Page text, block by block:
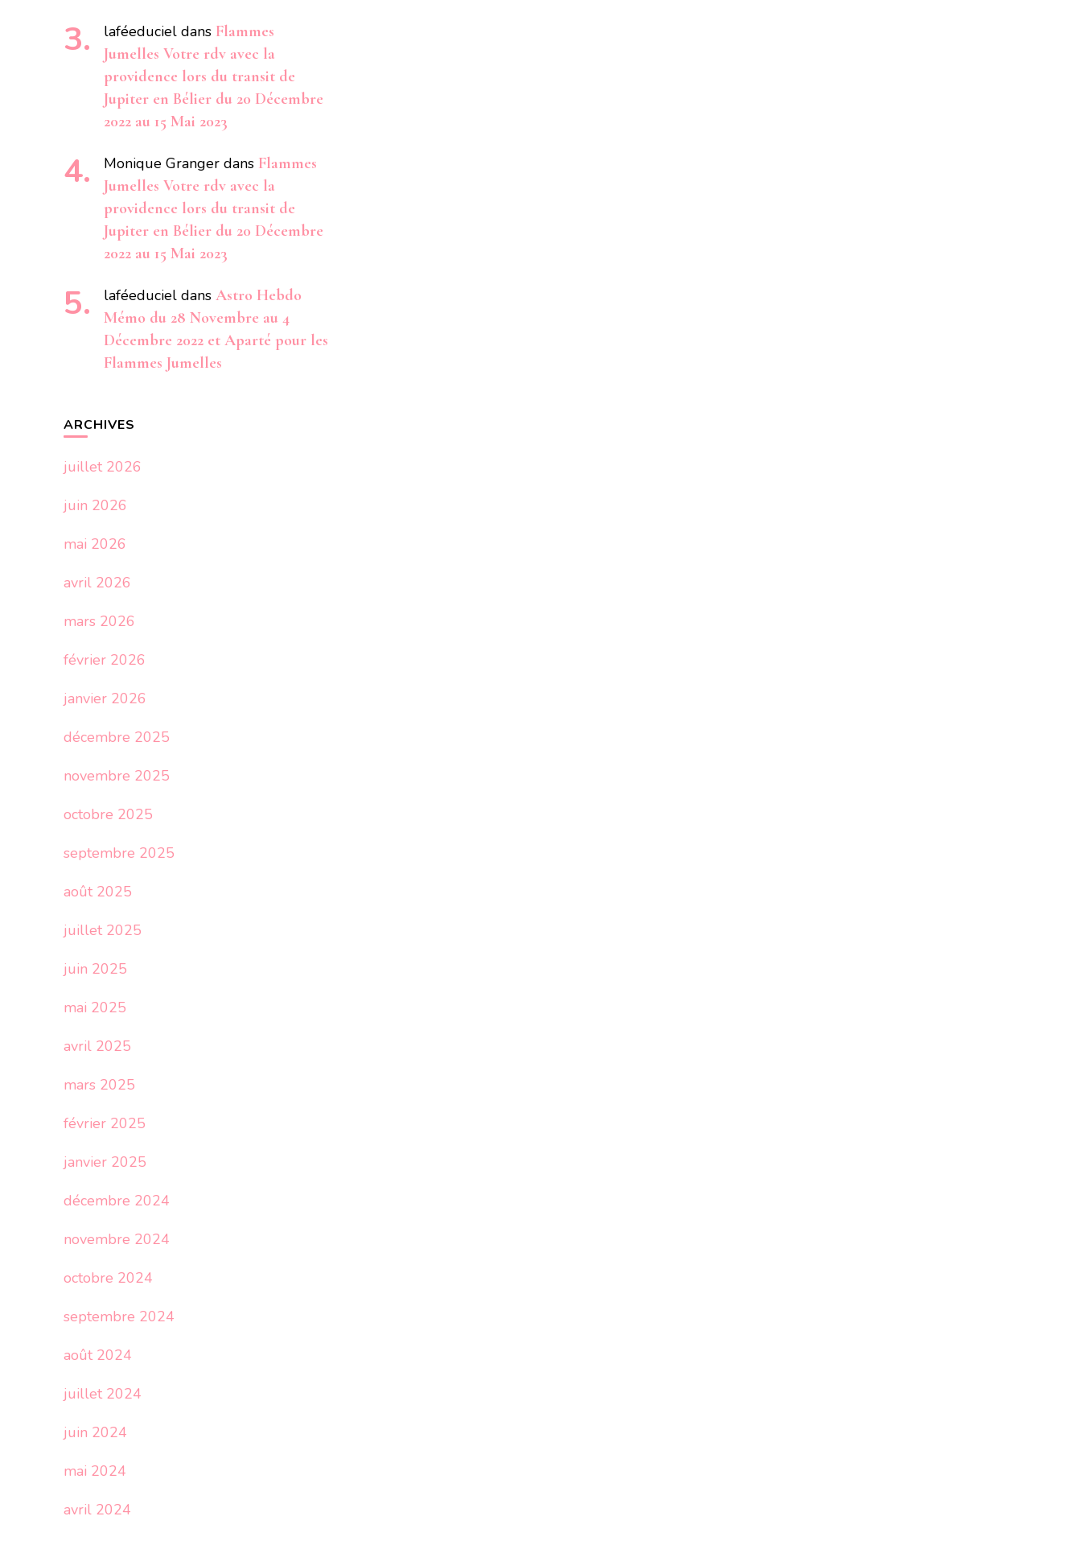
laféeduciel dans Flammes
Jumelles Votre rdv avec la
providence lors du transit de
Jupiter en Bélier du 20 Décembre
2022 au 15 Mai 2023
Monique Granger dans Flammes
Jumelles Votre rdv avec la
providence lors du transit de
Jupiter en Bélier du 20 Décembre
2022 au 15 Mai 2023
laféeduciel dans Astro Hebdo
Mémo du 28 Novembre au 4
Décembre 2022 et Aparté pour les
Flammes Jumelles
ARCHIVES
juillet 2026
juin 2026
mai 2026
avril 2026
mars 2026
février 2026
janvier 2026
décembre 2025
novembre 2025
octobre 2025
septembre 2025
août 2025
juillet 2025
juin 2025
mai 2025
avril 2025
mars 2025
février 2025
janvier 2025
décembre 2024
novembre 2024
octobre 2024
septembre 2024
août 2024
juillet 2024
juin 2024
mai 2024
avril 2024